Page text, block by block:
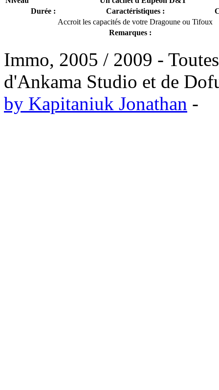
Durée :
Caractéristiques :
Accroit les capacités de votre Dragoune ou Tifoux
Remarques :
Immo, 2005 / 2009 -
d'Ankama Studio et de
by Kapitaniuk Jonathan -